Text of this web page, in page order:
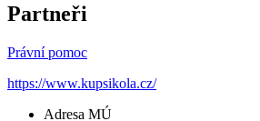
Partneři
Právní pomoc
https://www.kupsikola.cz/
Adresa MÚ